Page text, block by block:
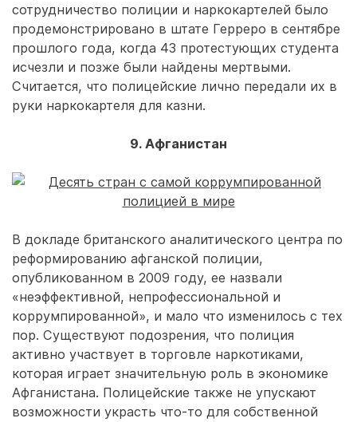
сотрудничество полиции и наркокартелей было
продемонстрировано в штате Герреро в сентябре
прошлого года, когда 43 протестующих студента
исчезли и позже были найдены мертвыми.
Считается, что полицейские лично передали их в
руки наркокартеля для казни.
9. Афганистан
В докладе британского аналитического центра по
реформированию афганской полиции,
опубликованном в 2009 году, ее назвали
«неэффективной, непрофессиональной и
коррумпированной», и мало что изменилось с тех
пор. Существуют подозрения, что полиция
активно участвует в торговле наркотиками,
которая играет значительную роль в экономике
Афганистана. Полицейские также не упускают
возможности украсть что-то для собственной